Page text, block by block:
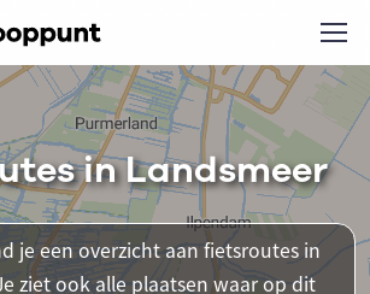
in Landsmeer
je een overzicht aan fietsroutes in
ziet ook alle plaatsen waar op dit